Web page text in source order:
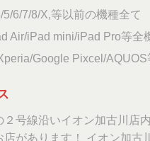
5/6/7/8/X,等以前の機種全て
Air/iPad mini/iPad Pro等全
Google Pixcel/AQUOS
２号線沿いイオン加古川店
店があります！ イオン加古